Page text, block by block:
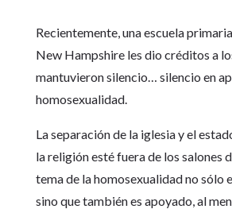
Recientemente, una escuela
New Hampshire les dio créditos a
mantuvieron silencio… silencio en
homosexualidad.
La separación de la iglesia y el
la religión esté fuera de los salones
tema de la homosexualidad no sólo
sino que también es apoyado, al